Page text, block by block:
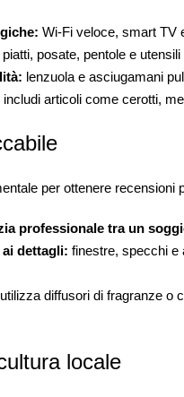
Wi-Fi veloce, smart TV
piatti, posate, pentole e
lenzuola e asciugamani
includi articoli come cerotti,
per ottenere recensioni
professionale tra un
dettagli: finestre, specchi e
utilizza diffusori di fragranze o
locale